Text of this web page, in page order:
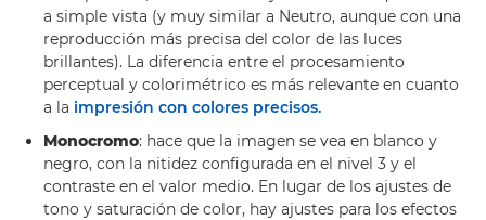
a simple vista (y muy similar a Neutro, aunque con una
reproducción más precisa del color de las luces
brillantes). La diferencia entre el procesamiento
perceptual y colorimétrico es más relevante en cuanto
a la impresión con colores precisos.
Monocromo: hace que la imagen se vea en blanco y
negro, con la nitidez configurada en el nivel 3 y el
contraste en el valor medio. En lugar de los ajustes de
tono y saturación de color, hay ajustes para los efectos